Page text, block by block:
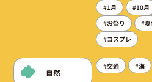
#1月
#10月
#お祭り
#
#コスプレ
自然
#交通 #海